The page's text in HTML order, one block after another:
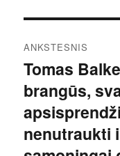
tarp
įrašų
ANKSTESNIS
Ankstesnis
įrašas:
Tomas
brangūs,
nenutraukti